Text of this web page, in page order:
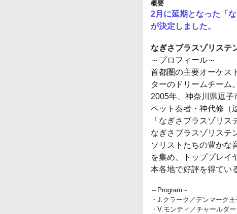
概要
2月に延期となった「
が決定しました。
なぎさブラスゾリステ
～プロフィール～
首都圏の主要オーケス
ターのドリームチーム。
2005年、神奈川県逗
ペット奏者・神代修（
「なぎさブラスゾリス
なぎさブラスゾリステ
ソリストたちの豊かな
を集め、トッププレイ
本各地で好評を得てい
～Program～
・J.クラーク／デンマーク
・V.モンティ／チャールダー